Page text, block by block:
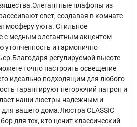
плафоны из
свет, создавая в комнате
уюта. Стильное
с медным элегантным акцентом
утонченность и гармонично
регулируемой высоте
точно настроить освещение
идеально подходящим для любого
гарантируют негорючий патрон и
наши люстры надежным и
вашего дома.Люстра CLASSIC
для тех, кто ценит классический